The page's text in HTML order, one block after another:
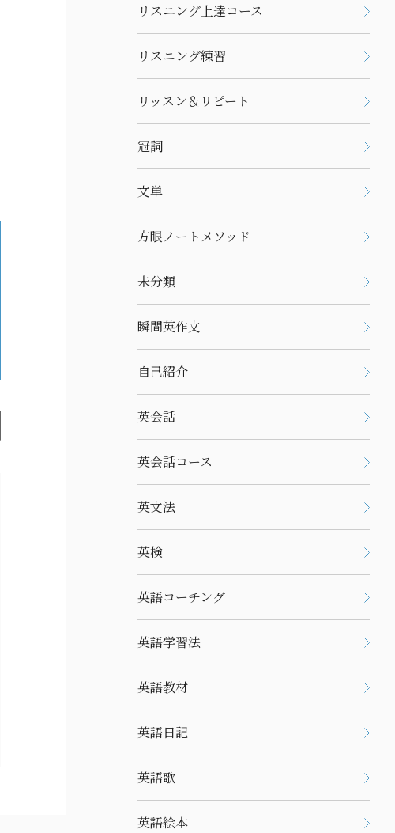
リスニング上達コース
リスニング練習
リッスン＆リピート
冠詞
文単
方眼ノートメソッド
未分類
瞬間英作文
自己紹介
英会話
英会話コース
英文法
英検
英語コーチング
英語学習法
英語教材
英語日記
英語歌
英語絵本